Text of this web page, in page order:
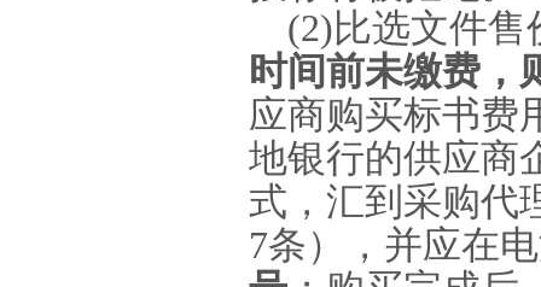
(2)比选文件售
时间前未缴费，
应商购买标书费
地银行的供应商
式，汇到采购代
7条）， 并应在